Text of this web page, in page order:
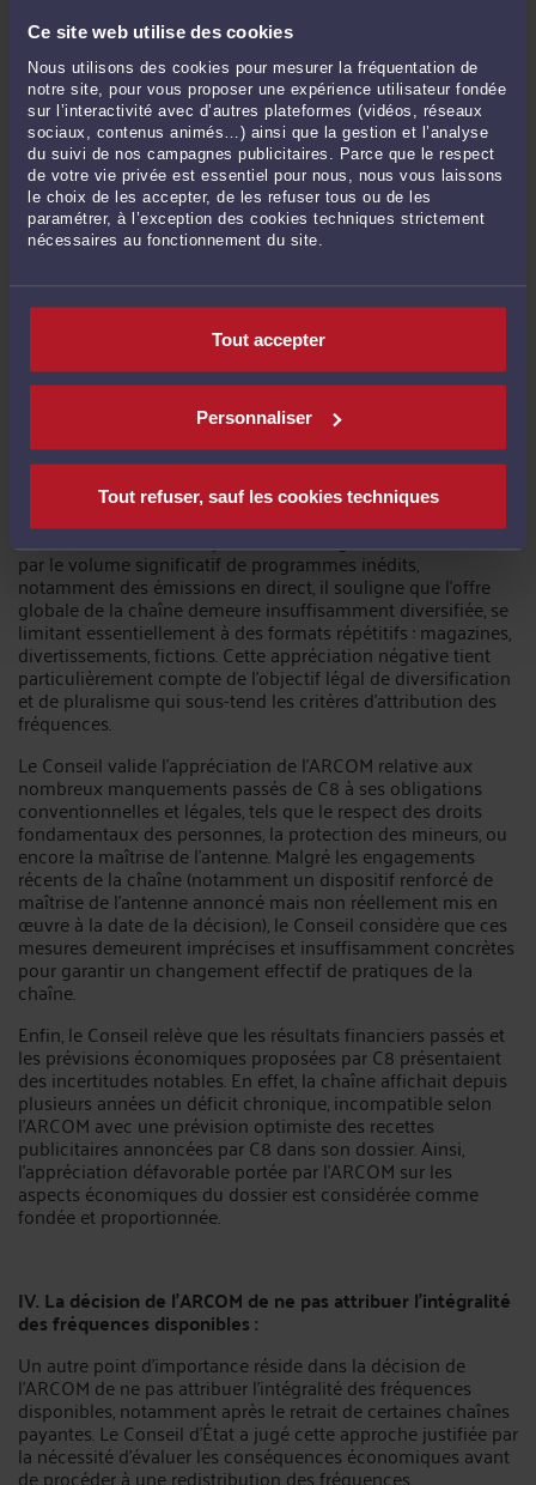
Ce site web utilise des cookies
Nous utilisons des cookies pour mesurer la fréquentation de
notre site, pour vous proposer une expérience utilisateur fondée
sur l’interactivité avec d’autres plateformes (vidéos, réseaux
sociaux, contenus animés…) ainsi que la gestion et l’analyse
du suivi de nos campagnes publicitaires. Parce que le respect
de votre vie privée est essentiel pour nous, nous vous laissons
le choix de les accepter, de les refuser tous ou de les
paramétrer, à l’exception des cookies techniques strictement
nécessaires au fonctionnement du site.
Tout accepter
Personnaliser
Tout refuser, sauf les cookies techniques
De même, la forte proportion d'heures consacrées au
téléachat (plus de 1000 heures par an, soit près de 30 % du
temps d'antenne, publicité comprise) a été perçue comme
insuffisamment attractive au regard des critères d’intérêt
général et d’innovation éditoriale.
Enfin, la viabilité économique du projet de NRJ 12 était
sujette à caution du fait du contraste entre les prévisions
optimistes des recettes publicitaires avancées par la chaîne
et le constat d’une tendance constante à la baisse de ses
économique et commerciale du projet proposé par NRJ 12 a
donc également justifié le rejet de sa candidature.
Concernant l'appréciation négative portée sur la
candidature de C8 :
Quant à la candidature de C8, le Conseil valide l’appréciation
négative de l’ARCOM, fondée sur principalement trois motifs.
Si le Conseil reconnaît que C8 se distingue favorablement
par le volume significatif de programmes inédits,
notamment des émissions en direct, il souligne que l’offre
globale de la chaîne demeure insuffisamment diversifiée, se
limitant essentiellement à des formats répétitifs : magazines,
divertissements, fictions. Cette appréciation négative tient
particulièrement compte de l’objectif légal de diversification
et de pluralisme qui sous-tend les critères d’attribution des
fréquences.
Le Conseil valide l'appréciation de l’ARCOM relative aux
nombreux manquements passés de C8 à ses obligations
conventionnelles et légales, tels que le respect des droits
fondamentaux des personnes, la protection des mineurs, ou
encore la maîtrise de l’antenne. Malgré les engagements
récents de la chaîne (notamment un dispositif renforcé de
maîtrise de l’antenne annoncé mais non réellement mis en
œuvre à la date de la décision), le Conseil considère que ces
mesures demeurent imprécises et insuffisamment concrètes
pour garantir un changement effectif de pratiques de la
chaîne.
Enfin, le Conseil relève que les résultats financiers passés et
les prévisions économiques proposées par C8 présentaient
des incertitudes notables. En effet, la chaîne affichait depuis
plusieurs années un déficit chronique, incompatible selon
l’ARCOM avec une prévision optimiste des recettes
publicitaires annoncées par C8 dans son dossier. Ainsi,
l'appréciation défavorable portée par l'ARCOM sur les
aspects économiques du dossier est considérée comme
fondée et proportionnée.
IV. La décision de l'ARCOM de ne pas attribuer l'intégralité
des fréquences disponibles :
Un autre point d'importance réside dans la décision de
l'ARCOM de ne pas attribuer l'intégralité des fréquences
disponibles, notamment après le retrait de certaines chaînes
payantes. Le Conseil d'État a jugé cette approche justifiée par
la nécessité d'évaluer les conséquences économiques avant
de procéder à une redistribution des fréquences.